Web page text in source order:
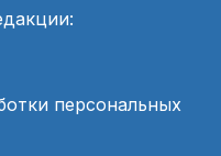
персональных